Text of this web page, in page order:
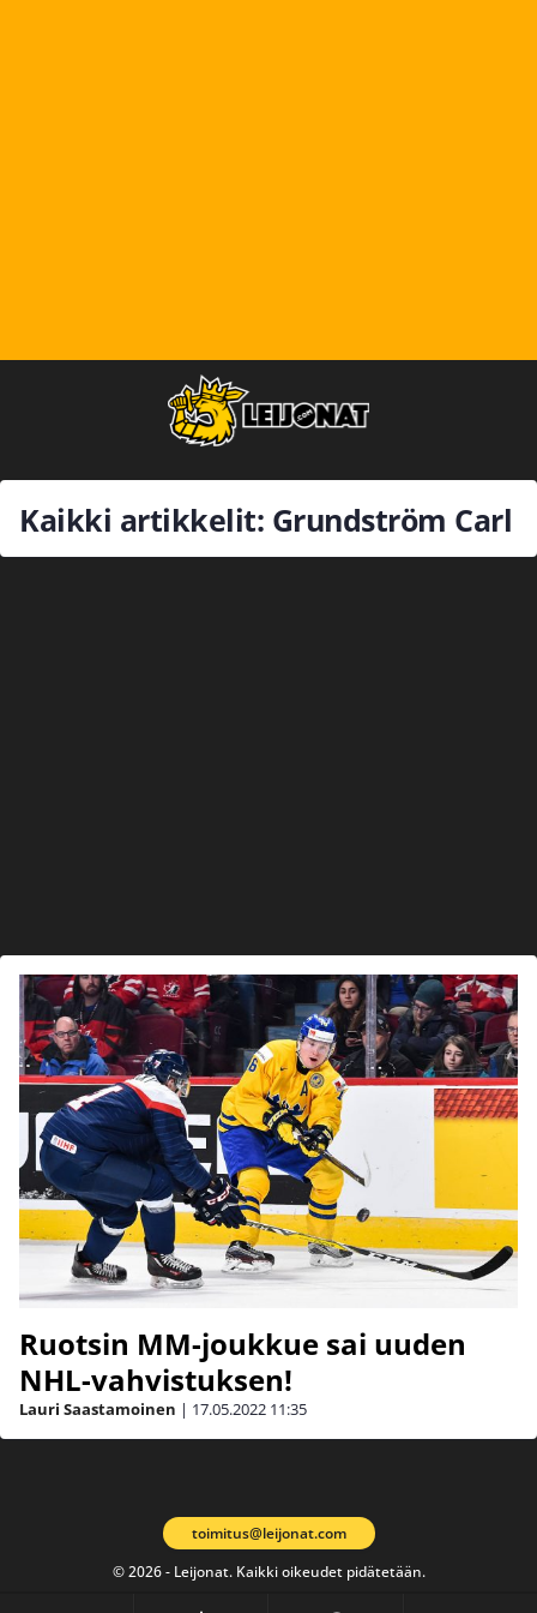
Kaikki artikkelit: Grundström Carl
Ruotsin MM-joukkue sai uuden
NHL-vahvistuksen!
Lauri Saastamoinen | 17.05.2022 11:35
© 2026 - Leijonat. Kaikki oikeudet pidätetään.
toimitus@leijonat.com